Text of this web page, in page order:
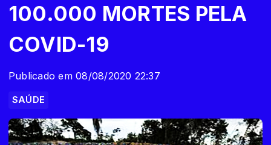
100.000 MORTES PELA
COVID-19
Publicado em 08/08/2020 22:37
SAÚDE